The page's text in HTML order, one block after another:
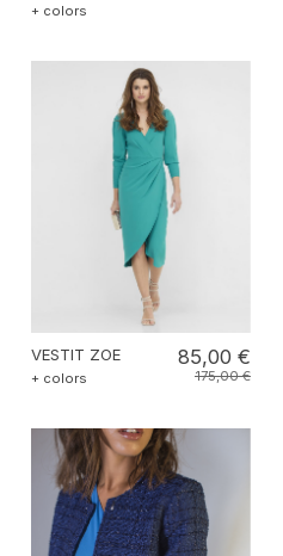
+ colors
VESTIT ZOE
+ colors
85,00 €
175,00 €